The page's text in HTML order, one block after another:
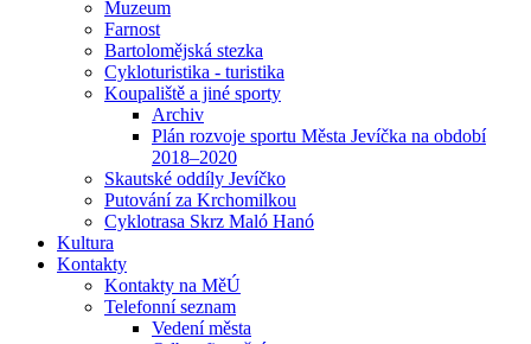
Muzeum
Farnost
Bartolomějská stezka
Cykloturistika - turistika
Koupaliště a jiné sporty
Archiv
Plán rozvoje sportu Města Jevíčka na období
2018–2020
Skautské oddíly Jevíčko
Putování za Krchomilkou
Cyklotrasa Skrz Maló Hanó
Kultura
Kontakty
Kontakty na MěÚ
Telefonní seznam
Vedení města